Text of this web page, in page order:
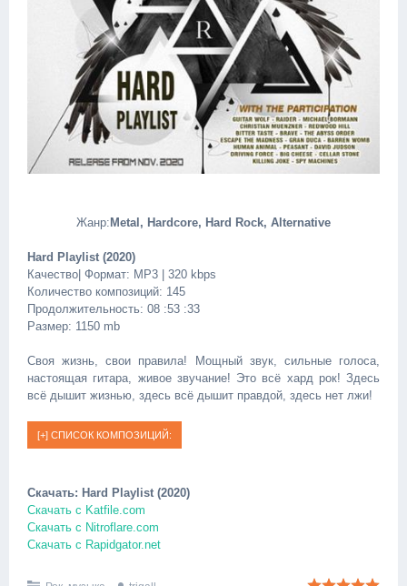
Жанр: Metal, Hardcore, Hard Rock, Alternative
Hard Playlist (2020)
Качество| Формат: MP3 | 320 kbps
Количество композиций: 145
Продолжительность: 08 :53 :33
Размер: 1150 mb
Своя жизнь, свои правила! Мощный звук, сильные голоса,
настоящая гитара, живое звучание! Это всё хард рок! Здесь
всё дышит жизнью, здесь всё дышит правдой, здесь нет лжи!
Скачать: Hard Playlist (2020)
Скачать с Katfile.com
Скачать с Nitroflare.com
Скачать с Rapidgator.net